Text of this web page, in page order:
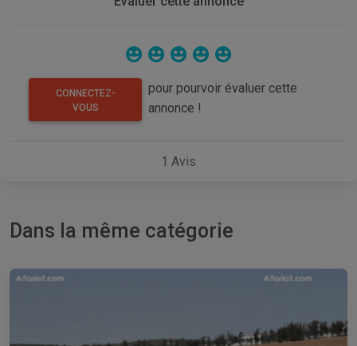
CONNECTEZ-
VOUS
pour pourvoir évaluer cette
annonce !
1 Avis
Dans la même catégorie